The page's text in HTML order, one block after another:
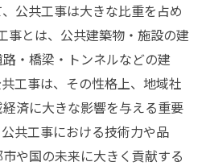
公共工事は大きな比重を占め
事とは、公共建築物・施設の建
・橋梁・トンネルなどの建
工事は、その性格上、地域社
済に大きな影響を与える重要
共工事における技術力や品
や国の未来に大きく貢献する